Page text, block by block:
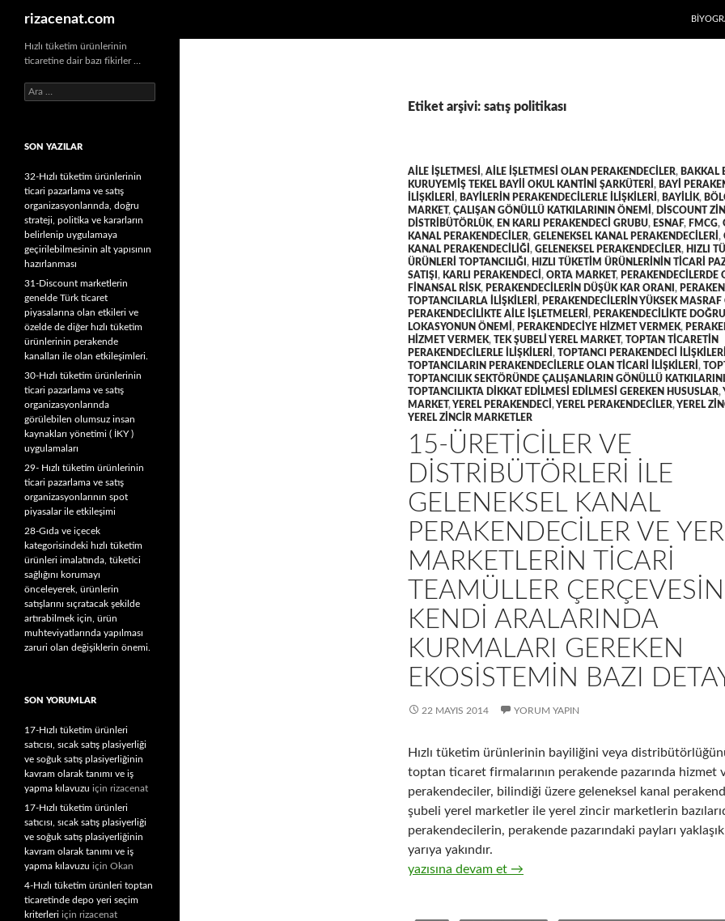
rizacenat.com
Etiket arşivi: satış politikası
AILE IŞLETMESI , AILE IŞLETMESI OLAN PERAKENDECILER, BAKKAL
KURUYEMIŞ TEKEL BAYII OKUL KANTINI ŞARKÜTERI , BAYI
ILIŞKILERI , BAYILERIN PERAKENDECILERLE ILIŞKILERI , BAYILIK,
MARKET, ÇALIŞAN GÖNÜLLÜ KATKILARININ ÖNEMI , DISCOUNT
DISTRIBÜTÖRLÜK, EN KARLI PERAKENDECI GRUBU, ESNAF, FMCG,
KANAL PERAKENDECILER, GELENEKSEL KANAL PERAKENDECILERI ,
KANAL PERAKENDECILIĞI , GELENEKSEL PERAKENDECILER, HIZLI
ÜRÜNLERI TOPTANCILIĞI , HIZLI TÜKETIM ÜRÜNLERININ TICARI
SATIŞI , KARLI PERAKENDECI , ORTA MARKET, PERAKENDECILERDE
FINANSAL RISK, PERAKENDECILERIN DÜŞÜK KAR ORANI ,
TOPTANCILARLA ILIŞKILERI , PERAKENDECILERIN YÜKSEK MASRAF
PERAKENDECILIKTE AILE IŞLETMELERI , PERAKENDECILIKTE DOĞRU
LOKASYONUN ÖNEMI , PERAKENDECIYE HIZMET VERMEK,
HIZMET VERMEK, TEK ŞUBELI YEREL MARKET, TOPTAN TICARETIN
PERAKENDECILERLE ILIŞKILERI , TOPTANCI PERAKENDECI ILIŞKILERI
TOPTANCILARIN PERAKENDECILERLE OLAN TICARI ILIŞKILERI ,
TOPTANCILIK SEKTÖRÜNDE ÇALIŞANLARIN GÖNÜLLÜ
TOPTANCILIKTA DIKKAT EDILMESI EDILMESI GEREKEN HUSUSLAR,
MARKET,YEREL PERAKENDECI ,YEREL PERAKENDECILER,YEREL
YEREL ZINCIR MARKETLER
15-ÜRETICILER VE
DISTRIBÜTÖRLERI ILE
GELENEKSEL KANAL
PERAKENDECILER VE
MARKETLERIN TICARI
TEAMÜLLER
KENDI ARALARINDA
KURMALARI GEREKEN
EKOSISTEMIN BAZI
22 MAYIS 2014 YORUM YAPIN
Hızlı tüketim ürünlerinin bayiliğini veya
toptan ticaret firmalarının perakende pazarında hizmet
perakendeciler, bilindiği üzere geleneksel kanal
şubeli yerel marketler ile yerel zincir marketlerin
perakendecilerin, perakende pazarındaki payları
yarıya yakındır.
15-Üreticiler ve distribütörleri ile geleneksel kanal
yazısına devam et →
Hızlı tüketim ürünlerinin
ticaretine dair bazı fikirler …
A
r
a
SON YAZILAR
32-Hızlı tüketim ürünlerinin
ticari pazarlama ve satış
organizasyonlarında, doğru
strateji, politika ve kararların
belirlenip uygulamaya
geçirilebilmesinin alt yapısının
hazırlanması
31-Discount marketlerin
genelde Türk ticaret
piyasalarına olan etkileri ve
özelde de diğer hızlı tüketim
ürünlerinin perakende
kanalları ile olan etkileşimleri.
30-Hızlı tüketim ürünlerinin
ticari pazarlama ve satış
organizasyonlarında
görülebilen olumsuz insan
kaynakları yönetimi ( İKY )
uygulamaları
29- Hızlı tüketim ürünlerinin
ticari pazarlama ve satış
organizasyonlarının spot
piyasalar ile etkileşimi
28-Gıda ve içecek
kategorisindeki hızlı tüketim
ürünleri imalatında, tüketici
sağlığını korumayı
önceleyerek, ürünlerin
satışlarını sıçratacak şekilde
artırabilmek için, ürün
muhteviyatlarında yapılması
zaruri olan değişiklerin önemi.
SON YORUMLAR
17-Hızlı tüketim ürünleri
satıcısı, sıcak satış plasiyerliği
ve soğuk satış plasiyerliğinin
kavram olarak tanımı ve iş
yapma kılavuzu için rizacenat
17-Hızlı tüketim ürünleri
satıcısı, sıcak satış plasiyerliği
ve soğuk satış plasiyerliğinin
kavram olarak tanımı ve iş
yapma kılavuzu için Okan
4-Hızlı tüketim ürünleri toptan
ticaretinde depo yeri seçim
kriterleri için rizacenat